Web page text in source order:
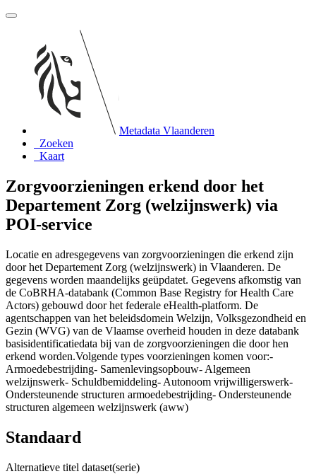
Metadata Vlaanderen
Zoeken
Kaart
Zorgvoorzieningen erkend door het
Departement Zorg (welzijnswerk) via
POI-service
Locatie en adresgegevens van zorgvoorzieningen die erkend zijn
door het Departement Zorg (welzijnswerk) in Vlaanderen. De
gegevens worden maandelijks geüpdatet. Gegevens afkomstig van
de CoBRHA-databank (Common Base Registry for Health Care
Actors) gebouwd door het federale eHealth-platform. De
agentschappen van het beleidsdomein Welzijn, Volksgezondheid en
Gezin (WVG) van de Vlaamse overheid houden in deze databank
basisidentificatiedata bij van de zorgvoorzieningen die door hen
erkend worden.Volgende types voorzieningen komen voor:-
Armoedebestrijding- Samenlevingsopbouw- Algemeen
welzijnswerk- Schuldbemiddeling- Autonoom vrijwilligerswerk-
Ondersteunende structuren armoedebestrijding- Ondersteunende
structuren algemeen welzijnswerk (aww)
Standaard
Alternatieve titel dataset(serie)